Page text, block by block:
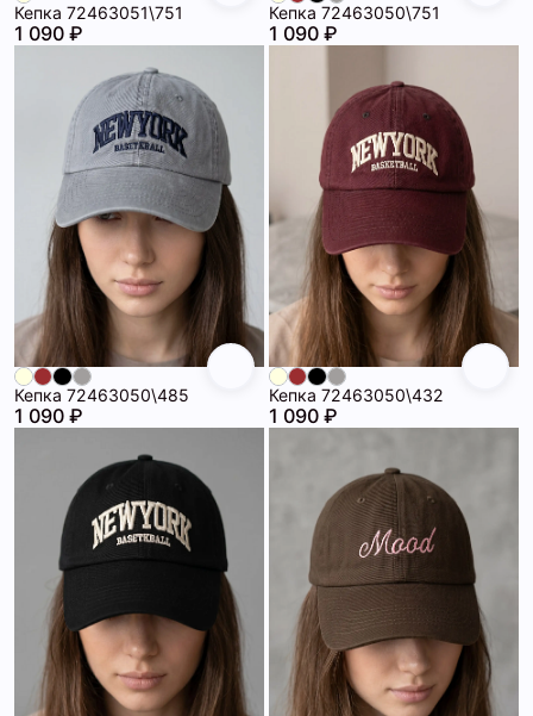
Кепка 72463051\751
1 090 ₽
Кепка 72463050\751
1 090 ₽
Кепка 72463050\485
1 090 ₽
Кепка 72463050\432
1 090 ₽